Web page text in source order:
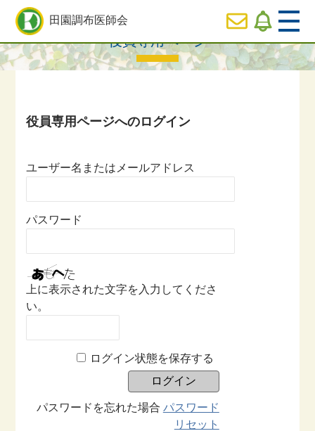
田園調布医師会
  HOME
  役員専用ページ
HOME>
役員専用ページ
ユーザー名またはメールアドレス
パスワード
上に表示された文字を入力してくださ
い。
ログイン状態を保存する
パスワードを忘れた場合 パスワード
リセット